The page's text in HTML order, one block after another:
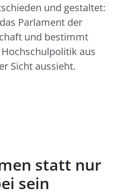
und gestaltet:
Parlament der
und bestimmt
aus
Sicht aussieht.
statt nur
sein